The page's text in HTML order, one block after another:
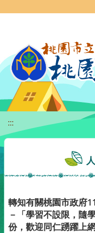
:::
轉知有關桃園市政府
－「學習不設限，隨
份，歡迎同仁踴躍上